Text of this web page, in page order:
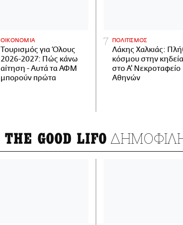
ΟΙΚΟΝΟΜΙΑ
Τουρισμός για Όλους
2026-2027: Πώς κάνω
αίτηση - Αυτά τα ΑΦΜ
μπορούν πρώτα
ΠΟΛΙΤΙΣΜΟΣ
Λάκης Χαλκιάς:
κόσμου στην
στο Α' Νεκροταφείο
Αθηνών
THE GOOD LIFO